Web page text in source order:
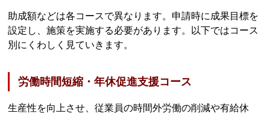
助成額などは各コースで異なります。申請時に成果目標を
設定し、施策を実施する必要があります。以下ではコース
別にくわしく見ていきます。
労働時間短縮・年休促進支援コース
生産性を向上させ、従業員の時間外労働の削減や有給休